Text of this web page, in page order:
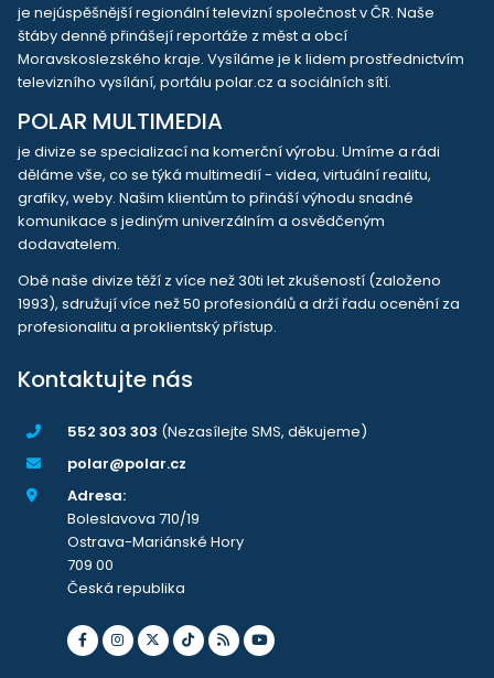
je nejúspěšnější regionální televizní společnost v ČR. Naše
štáby denně přinášejí reportáže z měst a obcí
Moravskoslezského kraje. Vysíláme je k lidem prostřednictvím
televizního vysílání, portálu polar.cz a sociálních sítí.
POLAR MULTIMEDIA
je divize se specializací na komerční výrobu. Umíme a rádi
děláme vše, co se týká multimedií - videa, virtuální realitu,
grafiky, weby. Našim klientům to přináší výhodu snadné
komunikace s jediným univerzálním a osvědčeným
dodavatelem.
Obě naše divize těží z více než 30ti let zkušeností (založeno
1993), sdružují více než 50 profesionálů a drží řadu ocenění za
profesionalitu a proklientský přístup.
Kontaktujte nás
552 303 303 (Nezasílejte SMS, děkujeme)
polar@polar.cz
Adresa:
Boleslavova 710/19
Ostrava-Mariánské Hory
709 00
Česká republika